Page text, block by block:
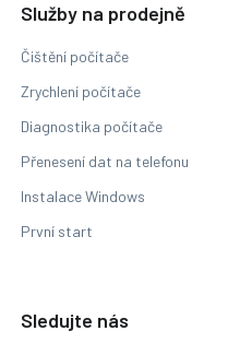
Služby na prodejně
Čištění počítače
Zrychlení počítače
Diagnostika počítače
Přenesení dat na telefonu
Instalace Windows
První start
Sledujte nás